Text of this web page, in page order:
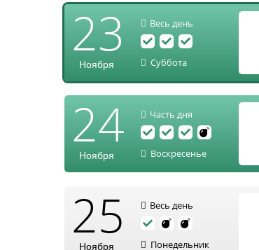
23
Ноября
Весь день
Суббота
24
Ноября
Часть дня
Воскресенье
25
Ноября
Весь день
Понедельник